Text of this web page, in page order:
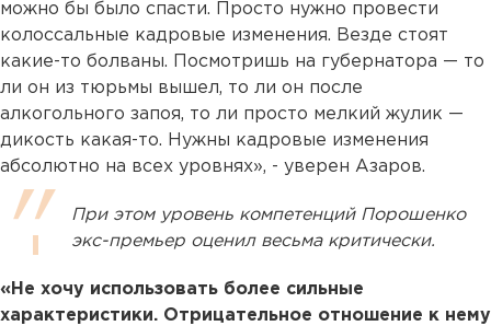
можно бы было спасти. Просто нужно провести
колоссальные кадровые изменения. Везде стоят
какие-то болваны. Посмотришь на губернатора — то
ли он из тюрьмы вышел, то ли он после
алкогольного запоя, то ли просто мелкий жулик —
дикость какая-то. Нужны кадровые изменения
абсолютно на всех уровнях», - уверен Азаров.
При этом уровень компетенций Порошенко
экс-премьер оценил весьма критически.
«Не хочу использовать более сильные
характеристики. Отрицательное отношение к нему